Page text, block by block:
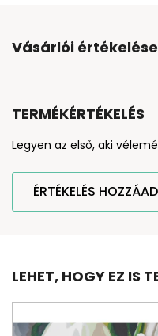
Vásárlói
TERMÉKÉRTÉKELÉS
Legyen az első, aki
ÉRTÉKELÉS
LEHET, HOGY EZ IS